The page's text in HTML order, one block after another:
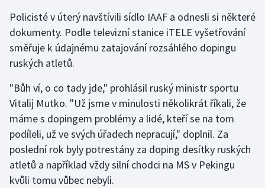
Motorsport
Olympijské hry
Plavání
Plážový volejbal
Ragby
Policisté v úterý navštívili sídlo IAAF a odnesli si některé
dokumenty. Podle televizní stanice iTELE vyšetřování
směřuje k údajnému zatajování rozsáhlého dopingu
ruských atletů.
"Bůh ví, o co tady jde," prohlásil ruský ministr sportu
Vitalij Mutko. "Už jsme v minulosti několikrát říkali, že
máme s dopingem problémy a lidé, kteří se na tom
podíleli, už ve svých úřadech nepracují," doplnil. Za
poslední rok byly potrestány za doping desítky ruských
atletů a například vždy silní chodci na MS v Pekingu
kvůli tomu vůbec nebyli.